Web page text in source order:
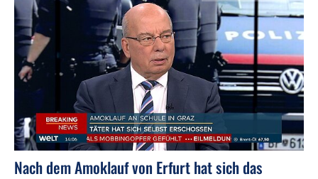
Nach dem Amoklauf von Erfurt hat sich das